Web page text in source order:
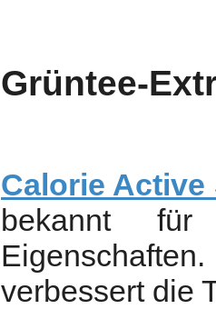
Grüntee-
Calorie Active
bekannt für
verbessert die